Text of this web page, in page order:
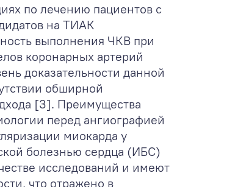
по лечению пациентов с
на ТИАК
выполнения ЧКВ при
коронарных артерий
доказательности данной
обширной
[3]. Преимущества
перед ангиографией
миокарда у
болезнью сердца (ИБС)
исследований и имеют
что отражено в